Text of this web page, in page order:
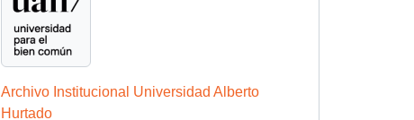
Archivo Institucional Universidad Alberto
Hurtado